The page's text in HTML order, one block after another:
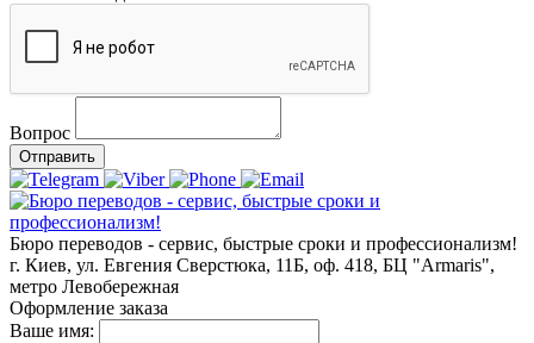
Вопрос
Отправить
Бюро переводов - сервис, быстрые сроки и профессионализм!
г. Киев, ул. Евгения Сверстюка, 11Б, оф. 418, БЦ "Armaris",
метро Левобережная
Оформление заказа
Ваше имя: